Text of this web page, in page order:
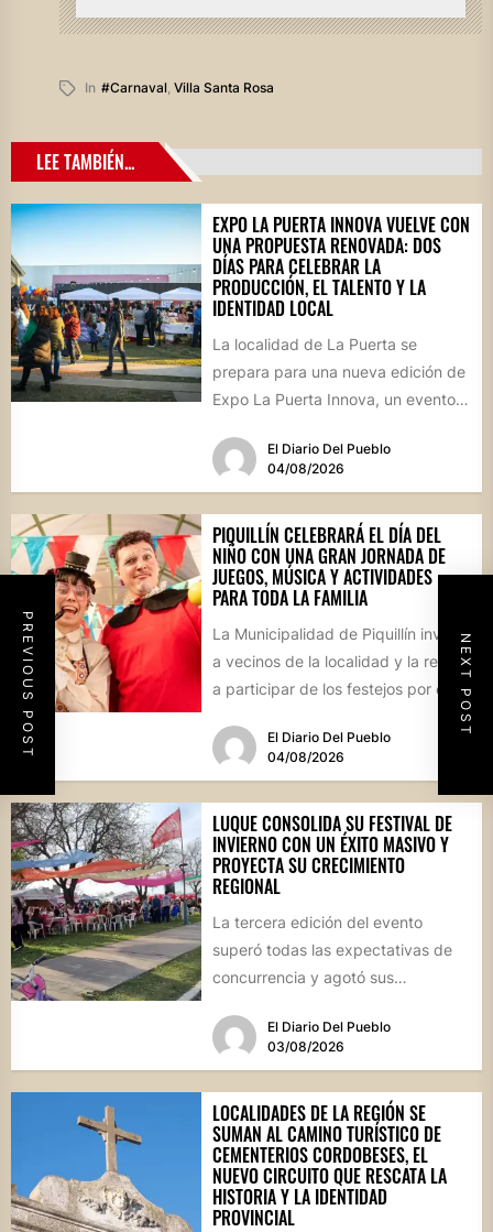
In #carnaval, Villa Santa Rosa
PREVIOUS POST NEXT POST
LEE TAMBIÉN...
EXPO LA PUERTA INNOVA VUELVE CON
UNA PROPUESTA RENOVADA: DOS
DÍAS PARA CELEBRAR LA
PRODUCCIÓN, EL TALENTO Y LA
IDENTIDAD LOCAL
La localidad de La Puerta se
prepara para una nueva edición de
Expo La Puerta Innova, un evento
El Diario Del Pueblo
04/08/2026
PIQUILLÍN CELEBRARÁ EL DÍA DEL
NIÑO CON UNA GRAN JORNADA DE
JUEGOS, MÚSICA Y ACTIVIDADES
PARA TODA LA FAMILIA
La Municipalidad de Piquillín invita
a vecinos de la localidad y la región
a participar de los festejos por el...
El Diario Del Pueblo
04/08/2026
LUQUE CONSOLIDA SU FESTIVAL DE
INVIERNO CON UN ÉXITO MASIVO Y
PROYECTA SU CRECIMIENTO
REGIONAL
La tercera edición del evento
superó todas las expectativas de
concurrencia y agotó sus
marco, el...El Diario Del Pueblo
03/08/2026
LOCALIDADES DE LA REGIÓN SE
SUMAN AL CAMINO TURÍSTICO DE
CEMENTERIOS CORDOBESES, EL
NUEVO CIRCUITO QUE RESCATA LA
HISTORIA Y LA IDENTIDAD
PROVINCIAL